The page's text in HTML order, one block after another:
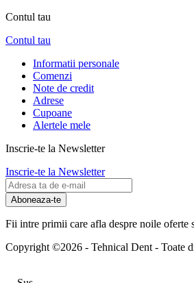
Contul tau
Contul tau
Informatii personale
Comenzi
Note de credit
Adrese
Cupoane
Alertele mele
Inscrie-te la Newsletter
Inscrie-te la Newsletter
Aboneaza-te
Fii intre primii care afla despre noile oferte
Copyright ©2026 - Tehnical Dent - Toate